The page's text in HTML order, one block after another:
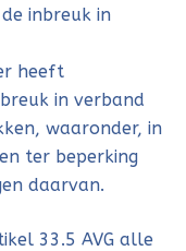
inbreuk in
heeft
in verband
waaronder, in
ter beperking
daarvan.
33.5 AVG alle